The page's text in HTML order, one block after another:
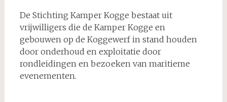
De Stichting Kamper Kogge bestaat uit
vrijwilligers die de Kamper Kogge en
gebouwen op de Koggewerf in stand houden
door onderhoud en exploitatie door
rondleidingen en bezoeken van maritieme
evenementen.